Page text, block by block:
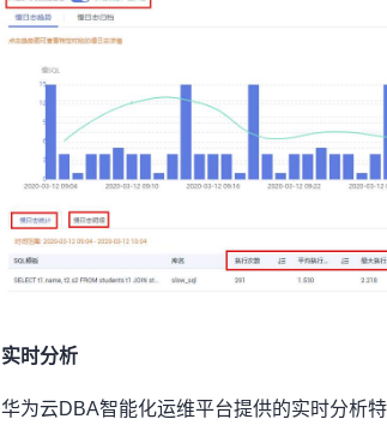
实时分析
华为云DBA智能化运维平台提供的实时分析